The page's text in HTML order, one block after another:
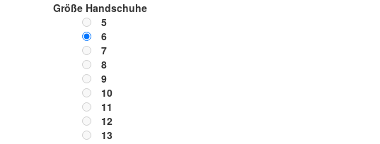
Größe Handschuhe
5
6
7
8
9
10
11
12
13